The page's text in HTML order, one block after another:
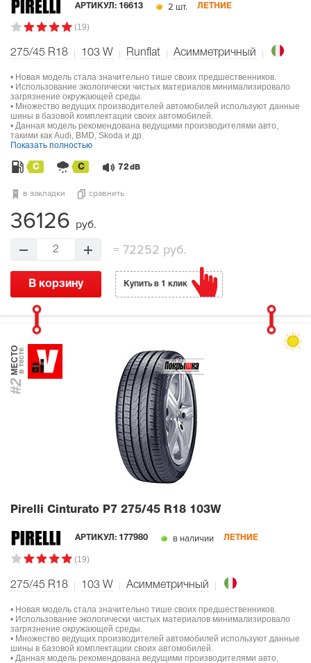
АРТИКУЛ: 16613 2 шт. ЛЕТНИЕ
(19)
275/45 R18 103 W Runflat Асимметричный
• Новая модель стала значительно тише своих предшественников.
• Использование экологически чистых материалов минимализировало
загрязнение окружающей среды.
• Множество ведущих производителей автомобилей используют данные
шины в базовой комплектации своих автомобилей.
• Данная модель рекомендована ведущими производителями авто,
такими как Audi, BMD, Skoda и др.
Показать полностью
C C 72 dB
в закладки сравнить
36126 руб.
2 = 72252 руб.
В корзину Купить в 1 клик
#2
МЕСТОв тесте
Pirelli Cinturato P7 275/45 R18 103W
АРТИКУЛ: 177980 в наличии ЛЕТНИЕ
(19)
275/45 R18 103 W Асимметричный
• Новая модель стала значительно тише своих предшественников.
• Использование экологически чистых материалов минимализировало
загрязнение окружающей среды.
• Множество ведущих производителей автомобилей используют данные
шины в базовой комплектации своих автомобилей.
• Данная модель рекомендована ведущими производителями авто,